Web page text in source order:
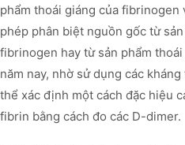
phẩm thoái giáng của fibrinogen
phép phân biệt nguồn gốc từ
fibrinogen hay từ sản phẩm
năm nay, nhờ sử dụng các
thể xác định một cách đặc hiệu
fibrin bằng cách đo các D-dimer.